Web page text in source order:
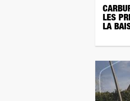
LES
LA